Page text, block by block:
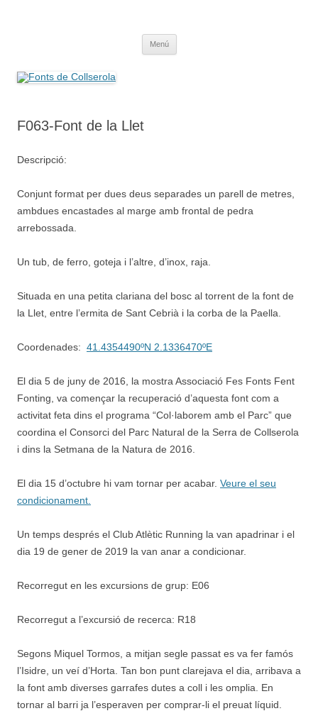
Menú
F063-Font de la Llet
Descripció:
Conjunt format per dues deus separades un parell de metres,
ambdues encastades al marge amb frontal de pedra
arrebossada.
Un tub, de ferro, goteja i l’altre, d’inox, raja.
Situada en una petita clariana del bosc al torrent de la font de
la Llet, entre l’ermita de Sant Cebrià i la corba de la Paella.
Coordenades: 41.4354490ºN 2.1336470ºE
El dia 5 de juny de 2016, la mostra Associació Fes Fonts Fent
Fonting, va començar la recuperació d’aquesta font com a
activitat feta dins el programa “Col·laborem amb el Parc” que
coordina el Consorci del Parc Natural de la Serra de Collserola
i dins la Setmana de la Natura de 2016.
El dia 15 d’octubre hi vam tornar per acabar. Veure el seu
condicionament.
Un temps després el Club Atlètic Running la van apadrinar i el
dia 19 de gener de 2019 la van anar a condicionar.
Recorregut en les excursions de grup: E06
Recorregut a l’excursió de recerca: R18
Segons Miquel Tormos, a mitjan segle passat es va fer famós
l’Isidre, un veí d’Horta. Tan bon punt clarejava el dia, arribava a
la font amb diverses garrafes dutes a coll i les omplia. En
tornar al barri ja l’esperaven per comprar-li el preuat líquid.